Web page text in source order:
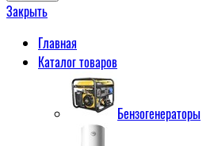
Закрыть
Главная
Каталог товаров
Бензогенераторы